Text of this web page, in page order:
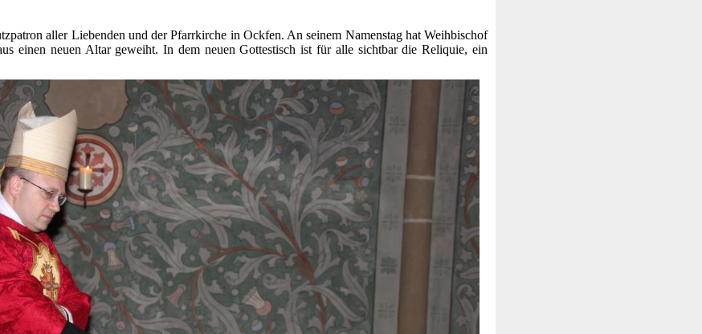
aller Liebenden und der Pfarrkirche in Ockfen. An seinem Namenstag hat Weihbischof
einen neuen Altar geweiht. In dem neuen Gottestisch ist für alle sichtbar die Reliquie, ein